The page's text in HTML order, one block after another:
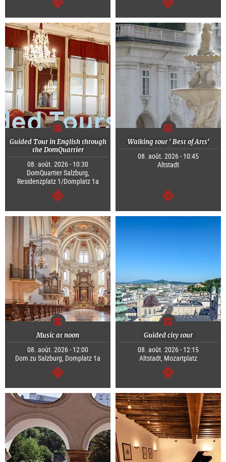
Continuer Continuer
Guided Tour in English through
the DomQuartier
08. août. 2026 - 10:30
DomQuartier Salzburg,
Residenzplatz 1/Domplatz 1a
Continuer
Walking tour ' Best of Arts'
08. août. 2026 - 10:45
Altstadt
Continuer
Music at noon
08. août. 2026 - 12:00
Dom zu Salzburg, Domplatz 1a
Continuer
Guided city tour
08. août. 2026 - 12:15
Altstadt, Mozartplatz
Continuer